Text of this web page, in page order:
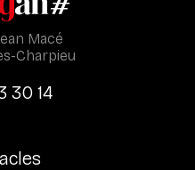
Macé
Charpieu
30 14